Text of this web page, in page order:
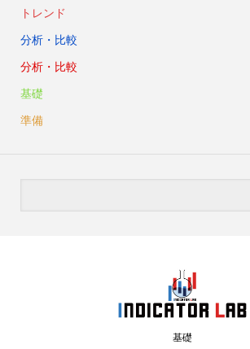
トレンド
分析・比較
分析・比較
基礎
準備
基礎